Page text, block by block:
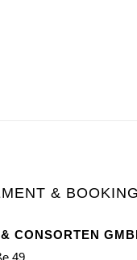
&
CONSORTEN
49